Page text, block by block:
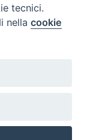
tecnici.
nellacookie